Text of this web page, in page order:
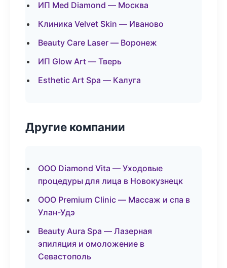
ИП Med Diamond — Москва
Клиника Velvet Skin — Иваново
Beauty Care Laser — Воронеж
ИП Glow Art — Тверь
Esthetic Art Spa — Калуга
Другие компании
ООО Diamond Vita — Уходовые
процедуры для лица в Новокузнецк
ООО Premium Clinic — Массаж и спа в
Улан-Удэ
Beauty Aura Spa — Лазерная
эпиляция и омоложение в
Севастополь